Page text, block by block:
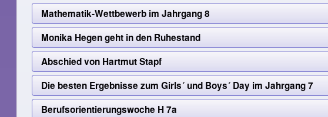
Mathematik-Wettbewerb im Jahrgang 8
Monika Hegen geht in den Ruhestand
Abschied von Hartmut Stapf
Die besten Ergebnisse zum Girls´ und Boys´ Day im Jahrgang 7
Berufsorientierungswoche H 7a